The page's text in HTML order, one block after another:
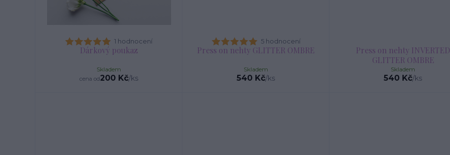
1 hodnocení
Dárkový poukaz
cena od200 Kč/ks
Skladem
5 hodnocení
Press on nehty GLITTER OMBRE
540 Kč/ks
Skladem
Press on nehty INVERTED
GLITTER OMBRE
540 Kč/ks
Skladem